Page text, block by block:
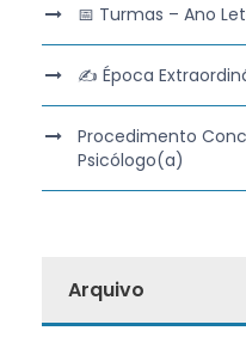
📅 Turmas – Ano
✍️ Época
Procedimento
Psicólogo(a)
Arquivo